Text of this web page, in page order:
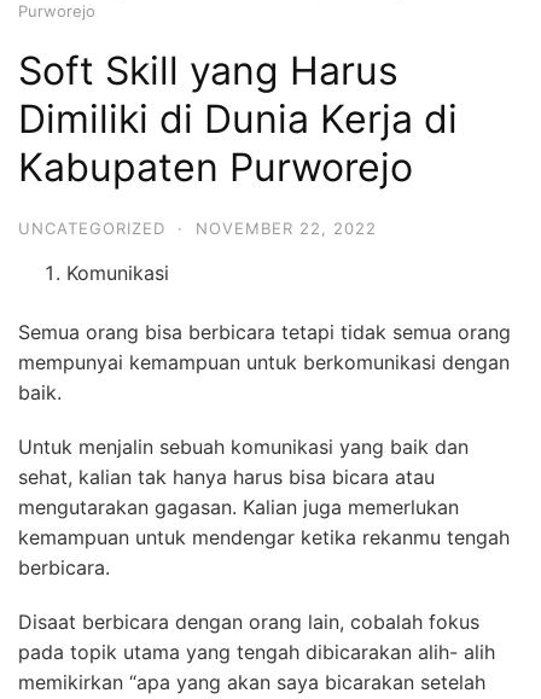
Purworejo
Soft Skill yang Harus
Dimiliki di Dunia Kerja di
Kabupaten Purworejo
UNCATEGORIZED · NOVEMBER 22, 2022
Komunikasi
Semua orang bisa berbicara tetapi tidak semua orang
mempunyai kemampuan untuk berkomunikasi dengan
baik.
Untuk menjalin sebuah komunikasi yang baik dan
sehat, kalian tak hanya harus bisa bicara atau
mengutarakan gagasan. Kalian juga memerlukan
kemampuan untuk mendengar ketika rekanmu tengah
berbicara.
Disaat berbicara dengan orang lain, cobalah fokus
pada topik utama yang tengah dibicarakan alih- alih
memikirkan “apa yang akan saya bicarakan setelah